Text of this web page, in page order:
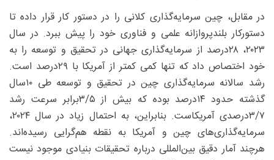
در مقابل، چین سرمایه‌گذاری کلانی را در دستور کار قرار داده تا
دستورکار بلندپروازانه علمی و فناوری خود را پیش ببرد. در سال
۲۰۲۳، ۲۸‌درصد از سرمایه‌گذاری جهانی در تحقیق و توسعه را به
خود اختصاص داد که تنها کمی کمتر از آمریکا با ۲۹درصد است.
رشد سالانه سرمایه‌گذاری چین در تحقیق و توسعه طی ۱۰سال
گذشته حدود ۱۴درصد بوده که بیش از ۵/‏۳‌برابر سرعت رشد
۷/‏۳‌درصدی آمریکاست. بنابراین، به احتمال زیاد در سال ۲۰۲۴،
سرمایه‌گذاری‌های چین و آمریکا به نقطه هم‌گرایی رسیده‌اند.
هرچند آمار دقیق بین‌المللی درباره تحقیقات بنیادی موجود نیست